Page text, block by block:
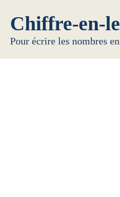
Chiffre-en-
Pour écrire les nombres